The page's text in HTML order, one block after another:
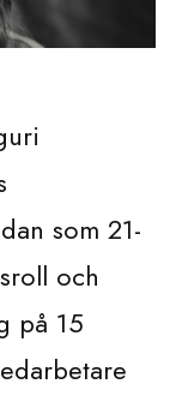
som 21-
och
på 15